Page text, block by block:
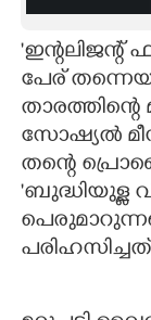
പേര്
താരത്തിന്റെ
സോഷ്യൽ
തന്റെ
'ബുദ്ധിയുള്ള